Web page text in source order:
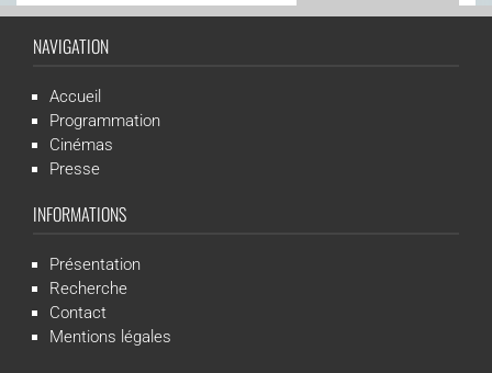
NAVIGATION
Accueil
Programmation
Cinémas
Presse
INFORMATIONS
Présentation
Recherche
Contact
Mentions légales